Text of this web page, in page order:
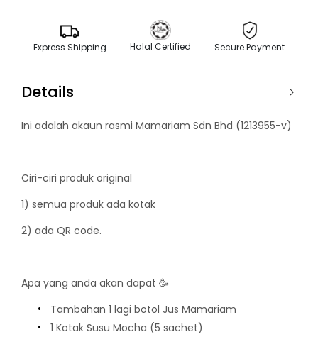
Express Shipping Halal Certified Secure Payment
Details
Ini adalah akaun rasmi Mamariam Sdn Bhd (1213955-v)
Ciri-ciri produk original
1) semua produk ada kotak
2) ada QR code.
Apa yang anda akan dapat 🥳
Tambahan 1 lagi botol Jus Mamariam
1 Kotak Susu Mocha (5 sachet)